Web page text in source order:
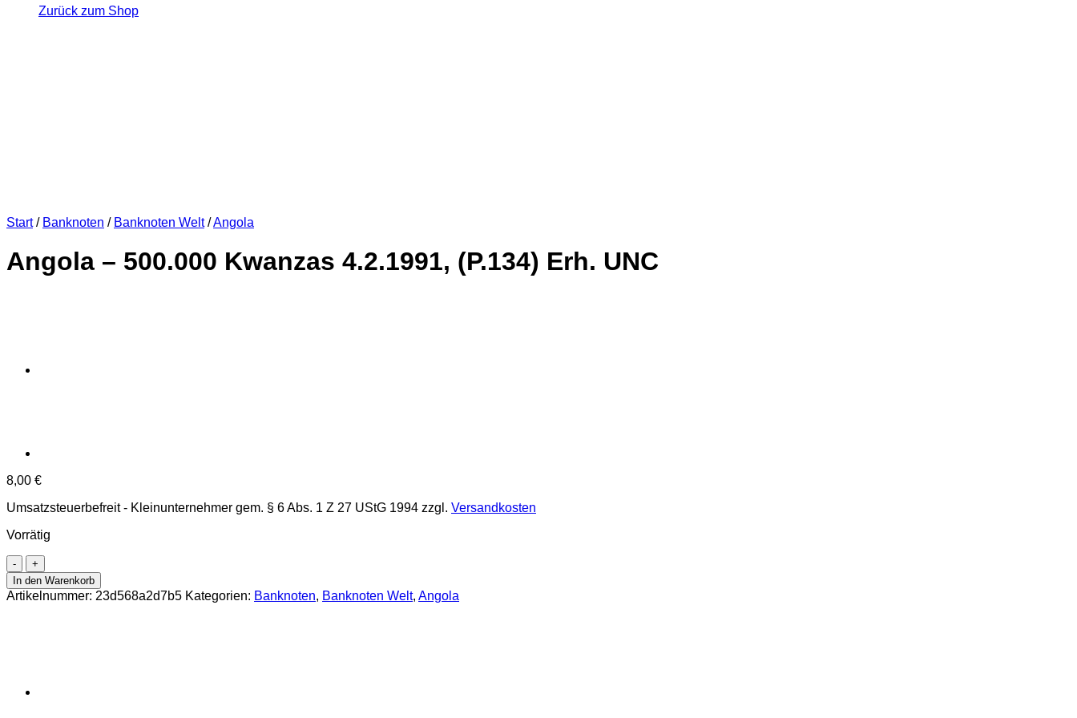
Zurück zum Shop
Start / Banknoten / Banknoten Welt /Angola
Angola – 500.000 Kwanzas 4.2.1991, (P.134) Erh. UNC
8,00 €
Umsatzsteuerbefreit - Kleinunternehmer gem. § 6 Abs. 1 Z 27 UStG 1994 zzgl. Versandkosten
Vorrätig
Angola
-
500.000
Kwanzas
In den Warenkorb
Artikelnummer: 23d568a2d7b5 Kategorien: Banknoten, Banknoten Welt, Angola